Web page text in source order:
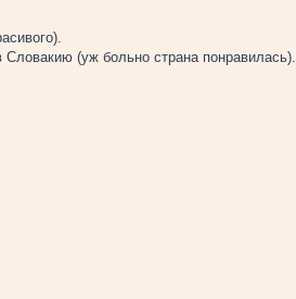
(уж больно страна понравилась).